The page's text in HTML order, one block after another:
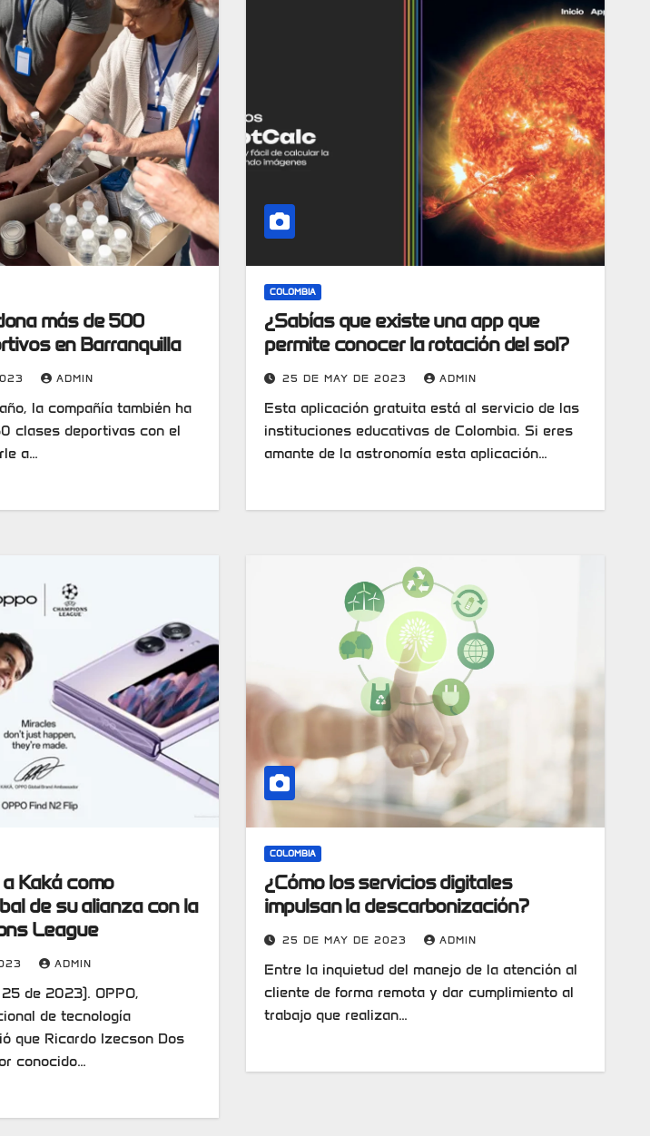
más de 500
en Barranquilla
ADMIN
la compañía también ha
clases deportivas con el
a…
COLOMBIA
¿Sabías que existe una app que
permite conocer la rotación del sol?
25 DE MAY DE 2023 ADMIN
Esta aplicación gratuita está al servicio de las
instituciones educativas de Colombia. Si eres
amante de la astronomía esta aplicación…
Kaká como
de su alianza con la
League
ADMIN
25 de 2023). OPPO,
de tecnología
que Ricardo Izecson Dos
conocido…
COLOMBIA
¿Cómo los servicios digitales
impulsan la descarbonización?
25 DE MAY DE 2023 ADMIN
Entre la inquietud del manejo de la atención al
cliente de forma remota y dar cumplimiento al
trabajo que realizan…